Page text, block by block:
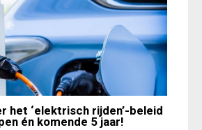
het ‘elektrisch rijden’-beleid
én komende 5 jaar!